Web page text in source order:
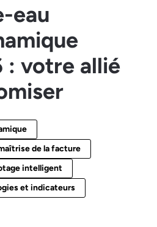
eau
: votre allié
de la facture
intelligent
et indicateurs